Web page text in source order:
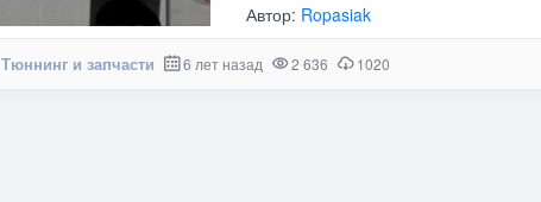
Автор: Ropasiak
Тюннинг и запчасти 6 лет назад 2 636 1020